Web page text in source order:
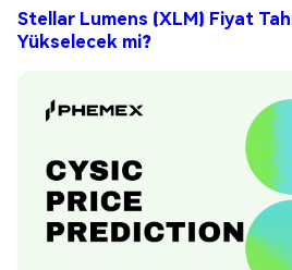
Stellar Lumens (XLM) Fiyat
Yükselecek mi?